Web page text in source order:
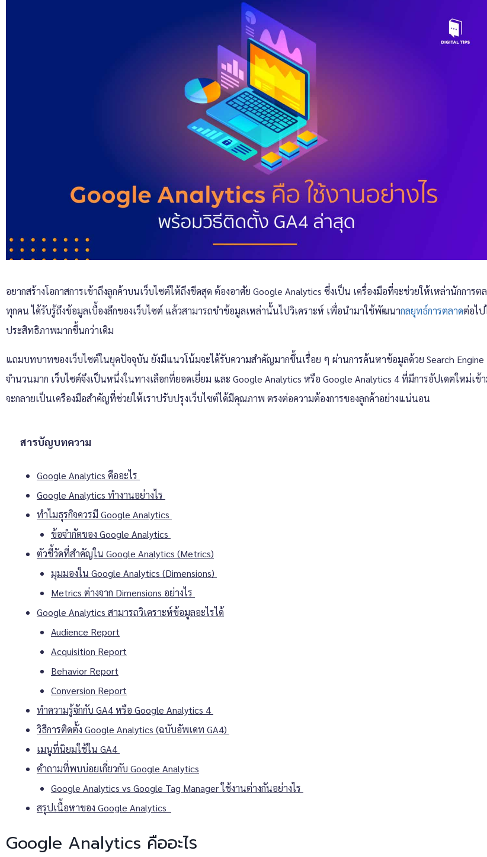
อยากสร้างโอกาสการเข้าถึงลูกค้าบนเว็บไซต์ให้ถึงขีดสุด ต้องอาศัย Google Analytics ซึ่งเป็น เครื่องมือที่จะช่วยให้เหล่านักการต
ทุกคน ได้รับรู้ถึงข้อมูลเบื้องลึกของเว็บไซต์ แล้วสามารถขำข้อมูลเหล่านั้นไปวิเคราะห์ เพื่อนำมาใช้พัฒนากลยุทธ์การตลาดต่อไป
ประสิทธิภาพมากขึ้นกว่าเดิม
แถมบทบาทของเว็บไซต์ในยุคปัจจุบัน ยังมีแนวโน้มจะได้รับความสำคัญมากขึ้นเรื่อย ๆ ผ่านการค้นหาข้อมูลด้วย Search Engine
จำนวนมาก เว็บไซต์จึงเป็นหนึ่งในทางเลือกที่ยอดเยี่ยม และ Google Analytics หรือ Google Analytics 4 ที่มีการอัปเดตใหม่เข้
จะกลายเป็นเครืองมือสำคัญที่ช่วยให้เราปรับปรุงเว็บไซต์ได้มีคุณภาพ ตรงต่อความต้องการของลูกค้าอย่างแน่นอน
สารบัญบทความ
Google Analytics คืออะไร
Google Analytics ทำงานอย่างไร
ทำไมธุรกิจควรมี Google Analytics
ข้อจำกัดของ Google Analytics
ตัวชี้วัดที่สำคัญใน Google Analytics (Metrics)
มุมมองใน Google Analytics (Dimensions)
Metrics ต่างจาก Dimensions อย่างไร
Google Analytics สามารถวิเคราะห์ข้อมูลอะไรได้
Audience Report
Acquisition Report
Behavior Report
Conversion Report
ทำความรู้จักกับ GA4 หรือ Google Analytics 4
วิธีการติดตั้ง Google Analytics (ฉบับอัพเดท GA4)
เมนูที่นิยมใช้ใน GA4
คำถามที่พบบ่อยเกี่ยวกับ Google Analytics
Google Analytics vs Google Tag Manager ใช้งานต่างกันอย่างไร
สรุปเนื้อหาของ Google Analytics
Google Analytics คืออะไร